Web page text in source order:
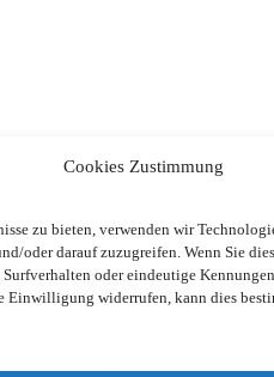
Cookies Zustimmung
zu bieten, verwenden wir
oder darauf zuzugreifen. Wenn Sie
oder eindeutige
Einwilligung widerrufen, kann dies